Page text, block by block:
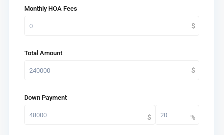
Monthly HOA Fees
Total Amount
Down Payment